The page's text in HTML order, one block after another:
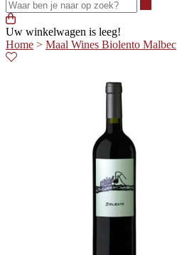
Uw winkelwagen is leeg!
Home > Maal Wines Biolento Malbec